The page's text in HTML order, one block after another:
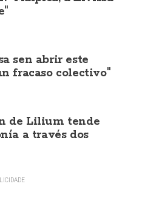
sen abrir este
fracaso colectivo"
de Lilium tende
a través dos